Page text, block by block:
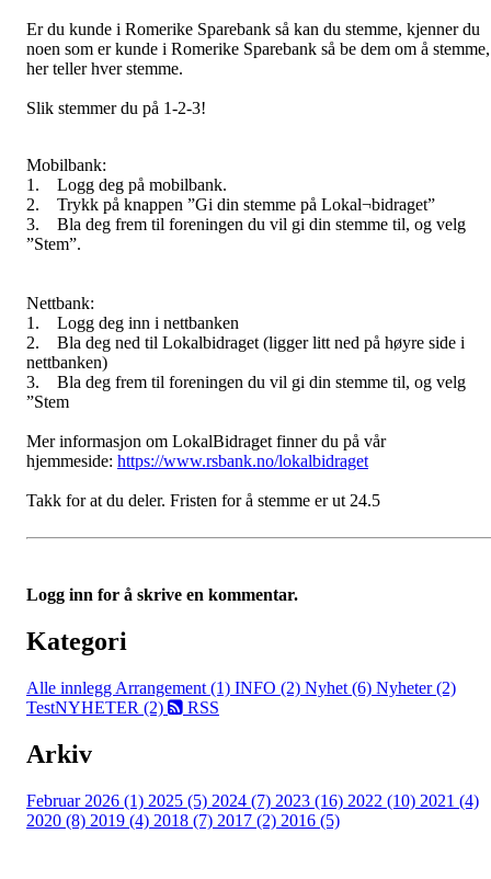
Er du kunde i Romerike Sparebank så kan du stemme, kjenner du
noen som er kunde i Romerike Sparebank så be dem om å stemme,
her teller hver stemme.
Slik stemmer du på 1-2-3!
Mobilbank:
1. Logg deg på mobilbank.
2. Trykk på knappen ”Gi din stemme på Lokal¬bidraget”
3. Bla deg frem til foreningen du vil gi din stemme til, og velg
”Stem”.
Nettbank:
1. Logg deg inn i nettbanken
2. Bla deg ned til Lokalbidraget (ligger litt ned på høyre side i
nettbanken)
3. Bla deg frem til foreningen du vil gi din stemme til, og velg
”Stem
Mer informasjon om LokalBidraget finner du på vår
hjemmeside: https://www.rsbank.no/lokalbidraget
Takk for at du deler. Fristen for å stemme er ut 24.5
Logg inn for å skrive en kommentar.
Kategori
Alle innlegg Arrangement (1) INFO (2) Nyhet (6) Nyheter (2)
TestNYHETER (2)
RSS
Arkiv
Februar 2026 (1) 2025 (5) 2024 (7) 2023 (16) 2022 (10) 2021 (4)
2020 (8) 2019 (4) 2018 (7) 2017 (2) 2016 (5)